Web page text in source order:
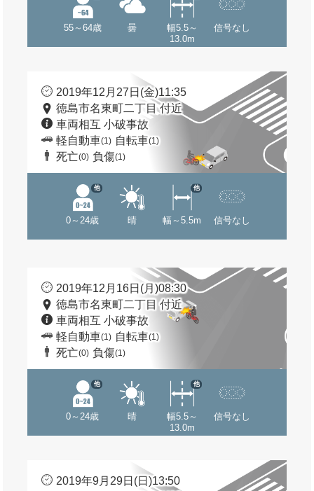
55～64歳 曇
幅5.5～
13.0m
信号なし
2019年12月27日(金)11:35
徳島市名東町二丁目 付近
車両相互 小破事故
軽自動車(1) 自転車(1)
死亡(0) 負傷(1)
0～24歳
他
晴 幅～5.5m
他
信号なし
2019年12月16日(月)08:30
徳島市名東町二丁目 付近
車両相互 小破事故
軽自動車(1) 自転車(1)
死亡(0) 負傷(1)
0～24歳
他
晴
幅5.5～
13.0m
他
信号なし
2019年9月29日(日)13:50